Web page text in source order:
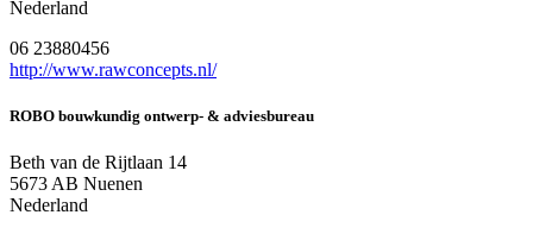
Nederland
06 23880456
http://www.rawconcepts.nl/
ROBO bouwkundig ontwerp- & adviesbureau
Beth van de Rijtlaan 14
5673 AB Nuenen
Nederland